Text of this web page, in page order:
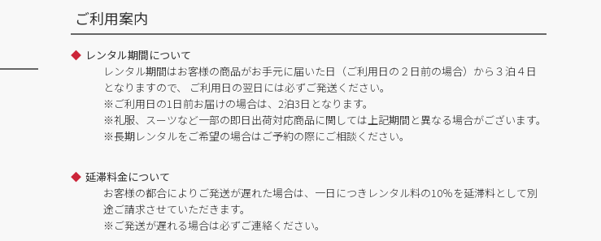
ご利用案内
レンタル期間について
レンタル期間はお客様の商品がお手元に届いた日（ご利用日の２日前の場合）から３泊４日
となりますので、 ご利用日の翌日には必ずご発送ください。
※ご利用日の1日前お届けの場合は、2泊3日となります。
※礼服、スーツなど一部の即日出荷対応商品に関しては上記期間と異なる場合がございます。
※長期レンタルをご希望の場合はご予約の際にご相談ください。
延滞料金について
お客様の都合によりご発送が遅れた場合は、一日につきレンタル料の10％を延滞料として別
途ご請求させていただきます。
※ご発送が遅れる場合は必ずご連絡ください。